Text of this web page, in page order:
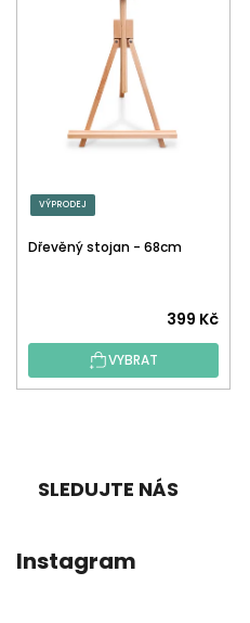
VÝPRODEJ
Dřevěný stojan - 68cm
399 Kč
VYBRAT
SLEDUJTE NÁS
Instagram